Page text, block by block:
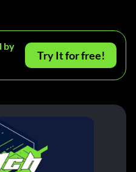
by
Try It for free!